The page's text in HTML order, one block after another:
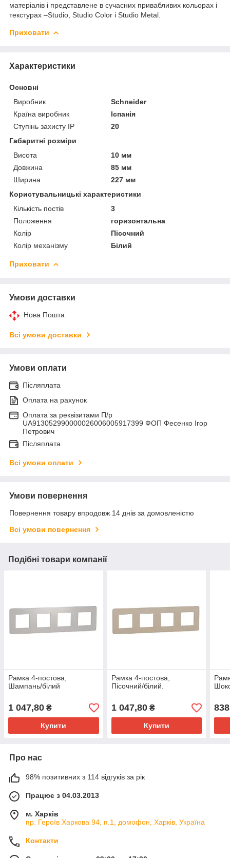
матеріалів і представлене в сучасних привабливих кольорах і
текстурах –Studio, Studio Color і Studio Metal.
Приховати
Характеристики
Основні
Виробник
Schneider
Країна виробник
Іспанія
Ступінь захисту IP
20
Габаритні розміри
Висота
10 мм
Довжина
85 мм
Ширина
227 мм
Користувальницькі характеристики
Кількість постів
3
Положення
горизонтальна
Колір
Пісочний
Колір механізму
Білий
Приховати
Умови доставки
Нова Пошта
Всі умови доставки
Умови оплати
Післяплата
Оплата на рахунок
Оплата за реквізитами П/р
UA913052990000026006005917399 ФОП Фесенко Ігор
Петрович
Післяплата
Всі умови оплати
Умови повернення
Повернення товару впродовж 14 днів за домовленістю
Всі умови повернення
Подібні товари компанії
Рамка 4-постова,
Шампань/білий
1 047,80 ₴
Купити
Рамка 4-постова,
Пісочний/білий.
1 047,80₴
Купити
Про нас
98% позитивних з 114 відгуків за рік
Працює з 04.03.2013
м. Харків
пр. Героїв Харкова 94, п.1, домофон, Харків, Україна
Контакти